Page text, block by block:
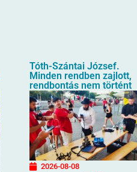
Tóth-Szántai József.
Minden rendben zajlott,
rendbontás nem történt
2026-08-08